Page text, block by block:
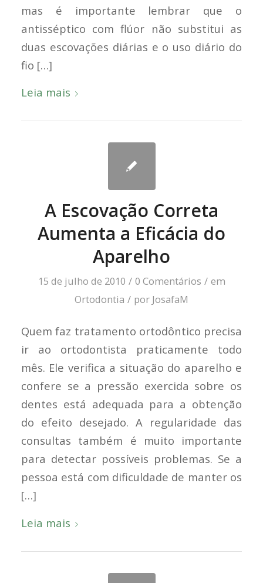
mas é importante lembrar que o
antisséptico com flúor não substitui as
duas escovações diárias e o uso diário do
fio […]
Leia mais
A Escovação Correta
Aumenta a Eficácia do
Aparelho
15 de julho de 2010 / 0 Comentários / em
Ortodontia / por JosafaM
Quem faz tratamento ortodôntico precisa
ir ao ortodontista praticamente todo
mês. Ele verifica a situação do aparelho e
confere se a pressão exercida sobre os
dentes está adequada para a obtenção
do efeito desejado. A regularidade das
consultas também é muito importante
para detectar possíveis problemas. Se a
pessoa está com dificuldade de manter os
[…]
Leia mais